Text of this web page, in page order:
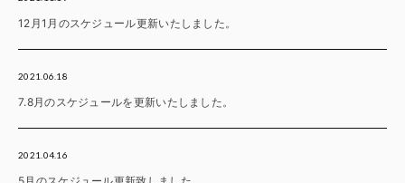
12月1月のスケジュール更新いたしました。
2021.06.18
7.8月のスケジュールを更新いたしました。
2021.04.16